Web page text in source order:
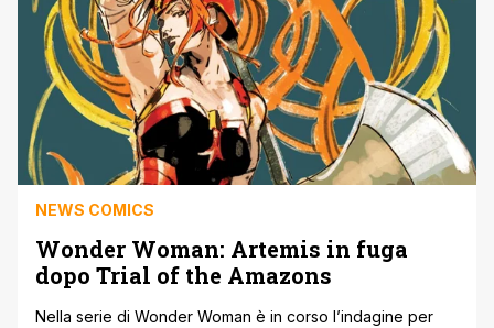
NEWS COMICS
Wonder Woman: Artemis in fuga
dopo Trial of the Amazons
Nella serie di Wonder Woman è in corso l’indagine per